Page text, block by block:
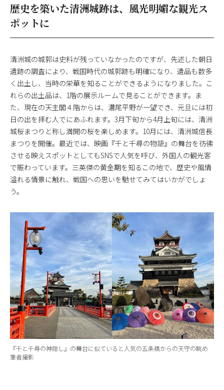
歴史を築いた清洲城跡は、風光明媚な観光ス
ポットに
清洲城の城郭は史料が残っていなかったのですが、先述した朝日
遺跡の調査により、戦国時代の城郭跡も明確になり、遺品も数多
く出土し、当時の栄華を知ることができるようになりました。こ
れらの出土品は、1階の展示ルームで見ることができます。ま
た、現在の天主閣４階からは、濃尾平野が一望でき、元旦には初
日の出を拝む人でにあふれます。3月下旬から4月上旬には、清洲
城桜まつりと称し満開の桜を楽しめます。10月には、清洲城信長
まつりを開催。最近では、映画『千と千尋の物語』の舞台を彷彿
させる映えスポットとしてもSNSで人気を呼び、外国人の観光客
で賑わっています。三英傑の黄金期を知るこの地で、歴史や風情
溢れる情景に触れ、戦国への思いを馳せてみてはいかがでしょ
う。
『千と千尋の神隠し』の舞台に似ていると人気の五条橋からの天守の眺め
筆者撮影